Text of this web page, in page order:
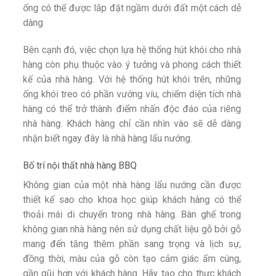
ống có thể được lắp đặt ngầm dưới đất một cách dễ
dàng
Bên cạnh đó, việc chọn lựa hệ thống hút khói cho nhà
hàng còn phụ thuộc vào ý tưởng và phong cách thiết
kế của nhà hàng. Với hệ thống hút khói trên, những
ống khói treo có phần vướng víu, chiếm diện tích nhà
hàng có thể trở thành điểm nhấn độc đáo của riêng
nhà hàng. Khách hàng chỉ cần nhìn vào sẽ dễ dàng
nhận biết ngay đây là nhà hàng lẩu nướng.
Bố trí nội thất nhà hàng BBQ
Không gian của một nhà hàng lẩu nướng cần được
thiết kế sao cho khoa học giúp khách hàng có thể
thoải mái di chuyển trong nhà hàng. Bàn ghế trong
không gian nhà hàng nên sử dụng chất liệu gỗ bởi gỗ
mang đến tăng thêm phần sang trọng và lịch sự,
đồng thời, màu của gỗ còn tạo cảm giác ấm cúng,
gần gũi hơn với khách hàng. Hãy tạo cho thực khách